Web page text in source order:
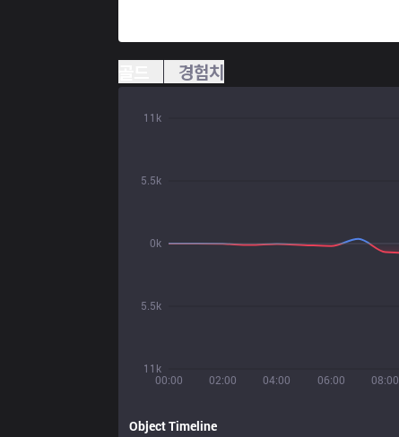
경험치
00:00 02:00 04:00 06:00 08:00
11k
5.5k
0k
5.5k
11k
Object Timeline